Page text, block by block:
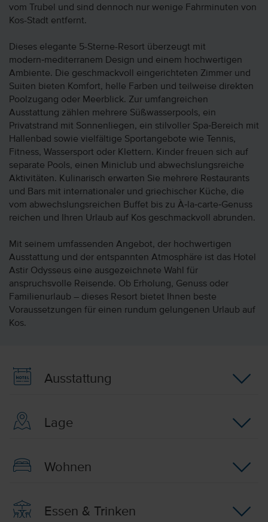
vom Trubel und sind dennoch nur wenige Fahrminuten von
Kos-Stadt entfernt.
Dieses elegante 5-Sterne-Resort überzeugt mit
modern‑mediterranem Design und einem hochwertigen
Ambiente. Die geschmackvoll eingerichteten Zimmer und
Suiten bieten Komfort, helle Farben und teilweise direkten
Poolzugang oder Meerblick. Zur umfangreichen
Ausstattung zählen mehrere Süßwasserpools, ein
Privatstrand mit Sonnenliegen, ein stilvoller Spa‑Bereich mit
Hallenbad sowie vielfältige Sportangebote wie Tennis,
Fitness, Wassersport oder Klettern. Kinder freuen sich auf
separate Pools, einen Miniclub und abwechslungsreiche
Aktivitäten. Kulinarisch erwarten Sie mehrere Restaurants
und Bars mit internationaler und griechischer Küche, die
vom abwechslungsreichen Buffet bis zu À‑la‑carte‑Genuss
reichen und Ihren Urlaub auf Kos geschmackvoll abrunden.
Mit seinem umfassenden Angebot, der hochwertigen
Ausstattung und der entspannten Atmosphäre ist das Hotel
Astir Odysseus eine ausgezeichnete Wahl für
anspruchsvolle Reisende. Ob Erholung, Genuss oder
Familienurlaub – dieses Resort bietet Ihnen beste
Voraussetzungen für einen rundum gelungenen Urlaub auf
Kos.
Ausstattung
Lage
Wohnen
Essen & Trinken